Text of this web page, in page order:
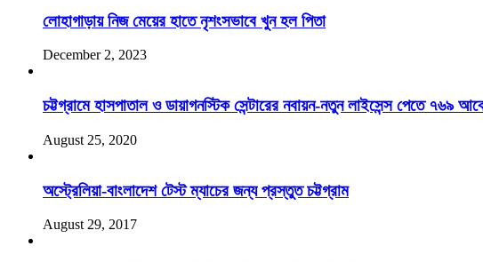
লোহাগাড়ায় নিজ মেয়ের হাতে নৃশংসভাবে খুন হল পিতা
December 2, 2023
চট্টগ্রামে হাসপাতাল ও ডায়াগনস্টিক সেন্টারের নবায়ন-নতুন লাইসেন্স পেতে ৭৬৯
August 25, 2020
অস্ট্রেলিয়া-বাংলাদেশ টেস্ট ম্যাচের জন্য প্রস্তুত চট্টগ্রাম
August 29, 2017